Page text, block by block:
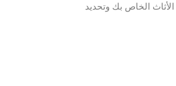
الخاص بك وتحديد